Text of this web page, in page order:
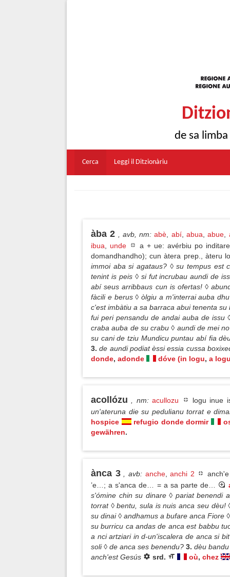
de sa
Cerca Leggi il Ditzionàriu
àba 2 , avb, nm: abè abí,abua ,abue
ibua
unde
a + ue: avérbiu po
domandhandho); cun àtera prep., àteru
immoi aba si agataus? ◊ su tempus est
tenint is peis ◊ si fut incrubau aundi de
abí seus arribbaus cun is ofertas! ◊
fàcili e berus ◊ òlgiu a m'interrai auba
c'est imbàtiu a sa barraca abui tenenta
fui peri pensandu de andai auba de issu
craba auba de su crabu ◊ aundi de mei
su cani de tziu Mundicu puntau abí fia
3.de aundi podiat èssi essia cussa
donde, adonde dóve (in logu, a
acollózu , nm: acullozu
logu inue
un'ateruna die su pedulianu torrat e
hospice
refugio donde dormir
gewähren.
ànca 3 , avb: anche,anchi 2
’e…; a s'anca de… = a sa parte de…
s'ómine chin su dinare ◊ pariat benendi
torrat ◊ bentu, sula is nuis anca seu
su dinai ◊ andhamus a bufare anca Fiore
su burricu ca andas de anca est babbu
a nci artziari in d-un'iscalera de anca si
soli ◊ de anca ses benendu?3.dèu
anch'est Gesús
srd. où, chez